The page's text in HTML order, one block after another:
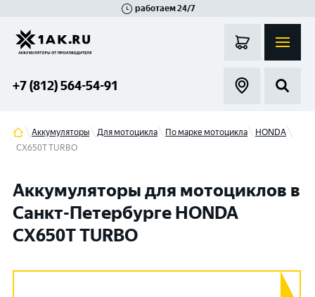
работаем 24/7
+7 (812) 564-54-91
Аккумуляторы Для мотоцикла По марке мотоцикла
HONDA
CX650T TURBO
Аккумуляторы для мотоциклов в
Санкт-Петербурге HONDA
CX650T TURBO
Гатчина